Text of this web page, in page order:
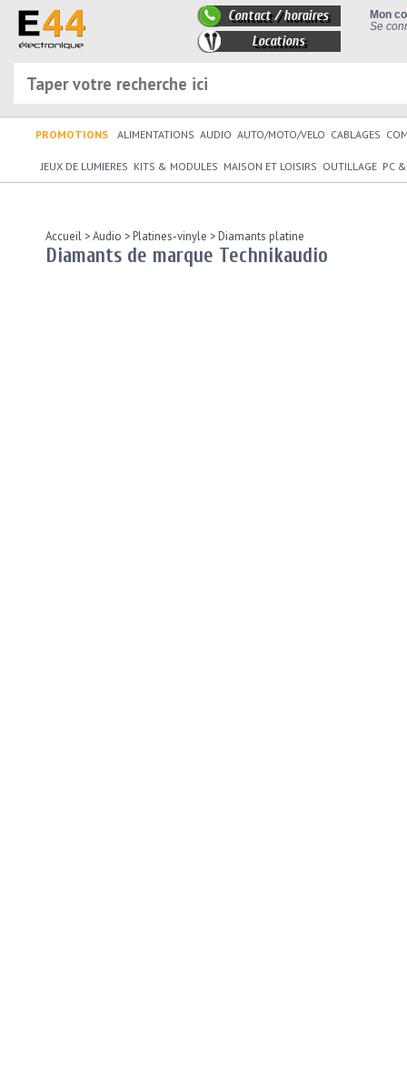
Mon
Se
Contact / horaires
Locations
PROMOTIONS ALIMENTATIONS AUDIO AUTO/MOTO/VELO CABLAGES
JEUX DE LUMIERES KITS & MODULES MAISON ET LOISIRS OUTILLAGE PC
Accueil >Audio >Platines-vinyle >Diamants platine
Diamants de marque Technikaudio